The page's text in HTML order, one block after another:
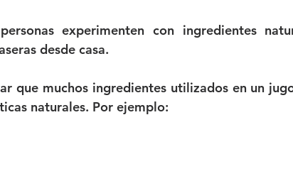
experimenten con ingredientes
desde casa.
que muchos ingredientes utilizados en un
naturales. Por ejemplo: